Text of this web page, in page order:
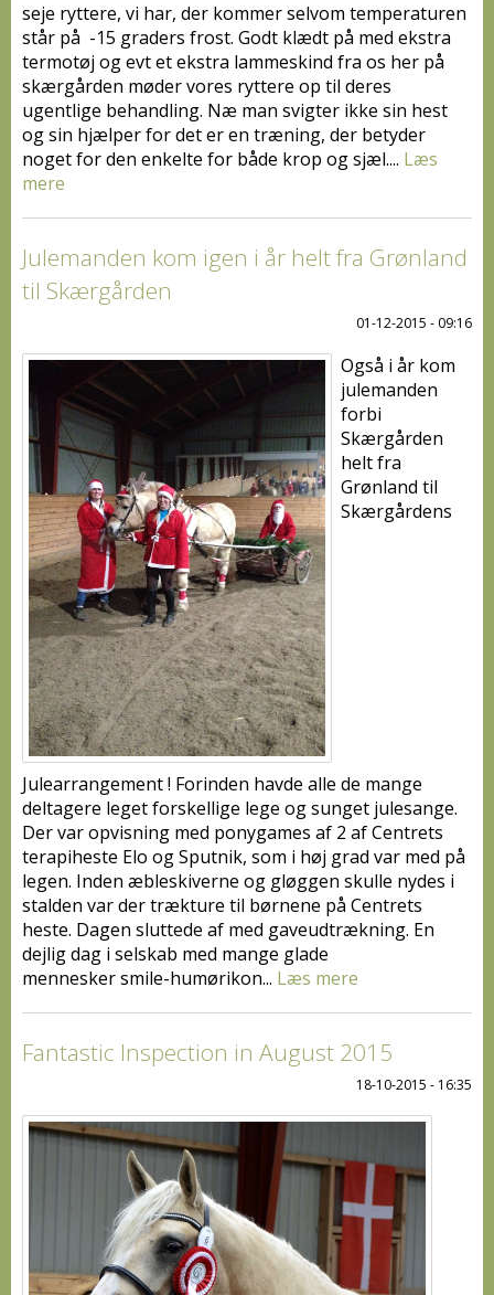
seje ryttere, vi har, der kommer selvom temperaturen
står på -15 graders frost. Godt klædt på med ekstra
termotøj og evt et ekstra lammeskind fra os her på
skærgården møder vores ryttere op til deres
ugentlige behandling. Næ man svigter ikke sin hest
og sin hjælper for det er en træning, der betyder
noget for den enkelte for både krop og sjæl.... Læs
mere
Julemanden kom igen i år helt fra Grønland
til Skærgården
01-12-2015 - 09:16
Også i år kom
julemanden
forbi
Skærgården
helt fra
Grønland til
Skærgårdens
Julearrangement ! Forinden havde alle de mange
deltagere leget forskellige lege og sunget julesange.
Der var opvisning med ponygames af 2 af Centrets
terapiheste Elo og Sputnik, som i høj grad var med på
legen. Inden æbleskiverne og gløggen skulle nydes i
stalden var der trækture til børnene på Centrets
heste. Dagen sluttede af med gaveudtrækning. En
dejlig dag i selskab med mange glade
mennesker smile-humørikon... Læs mere
Fantastic Inspection in August 2015
18-10-2015 - 16:35